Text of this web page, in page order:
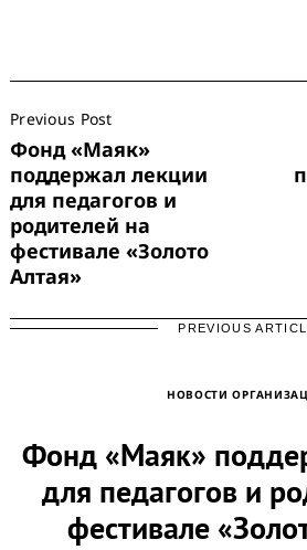
Navigation
Previous Post
Фонд «Маяк»
поддержал лекции
для педагогов и
родителей на
фестивале «Золото
Алтая»
PREVIOUS
НОВОСТИ
Фонд «Маяк»
для педагогов и
фестивале